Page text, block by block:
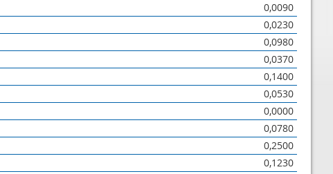
0,0090
0,0230
0,0980
0,0370
0,1400
0,0530
0,0000
0,0780
0,2500
0,1230